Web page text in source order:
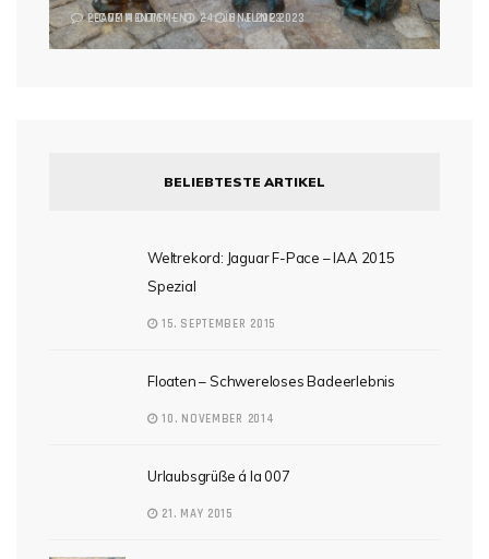
2 COMMENTS 24. JUNE 2023
LEAVE A COMMENT 6. JUNE 2023
BELIEBTESTE ARTIKEL
Weltrekord: Jaguar F-Pace – IAA 2015
Spezial
15. SEPTEMBER 2015
Floaten – Schwereloses Badeerlebnis
10. NOVEMBER 2014
Urlaubsgrüße á la 007
21. MAY 2015